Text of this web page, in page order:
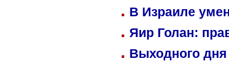
В Израиле
Яир Голан:
Выходного